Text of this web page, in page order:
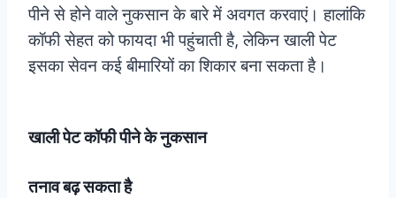
पीने से होने वाले नुकसान के बारे में अवगत करवाएं। हालांकि
कॉफी सेहत को फायदा भी पहुंचाती है, लेकिन खाली पेट
इसका सेवन कई बीमारियों का शिकार बना सकता है।
खाली पेट कॉफी पीने के नुकसान
तनाव बढ़ सकता है